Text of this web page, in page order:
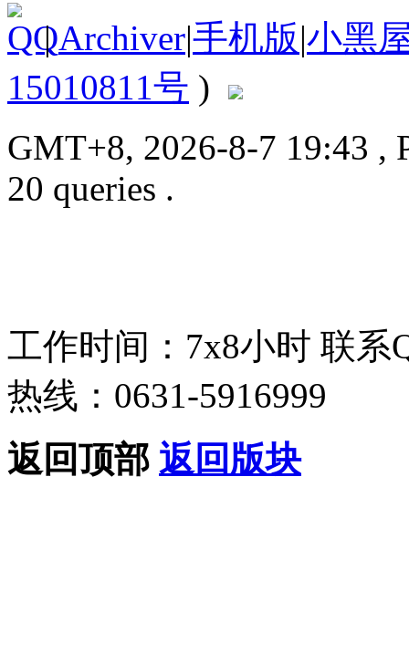
| Archiver|手机版|小黑
15010811号 )
GMT+8, 2026-8-7 19:43 ,
20 queries .
工作时间：7x8小时 联系
热线：0631-5916999
返回顶部 返回版块